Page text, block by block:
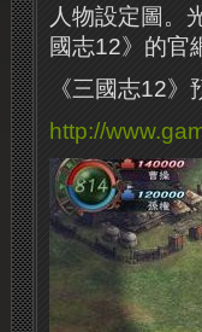
人物設定圖。
國志12》的官
《三國志12
http://